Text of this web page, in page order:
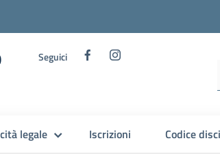
Seguici
legale Iscrizioni Codice